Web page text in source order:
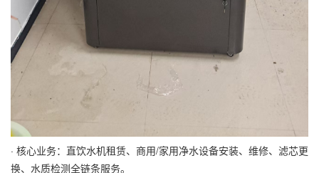
· 核心业务：直饮水机租赁、商用/家用净水设备安装、维修、滤芯更
换、水质检测全链条服务。